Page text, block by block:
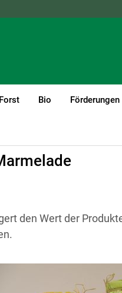
Forst Bio Förderungen
den Wert der